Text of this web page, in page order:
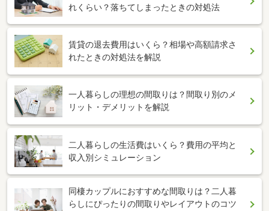
れくらい？落ちてしまったときの対処法
賃貸の退去費用はいくら？相場や高額請求さ
れたときの対処法を解説
一人暮らしの理想の間取りは？間取り別のメ
リット・デメリットを解説
二人暮らしの生活費はいくら？費用の平均と
収入別シミュレーション
同棲カップルにおすすめな間取りは？二人暮
らしにぴったりの間取りやレイアウトのコツ